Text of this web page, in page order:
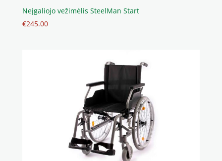
Neįgaliojo vežimėlis SteelMan Start
€245.00